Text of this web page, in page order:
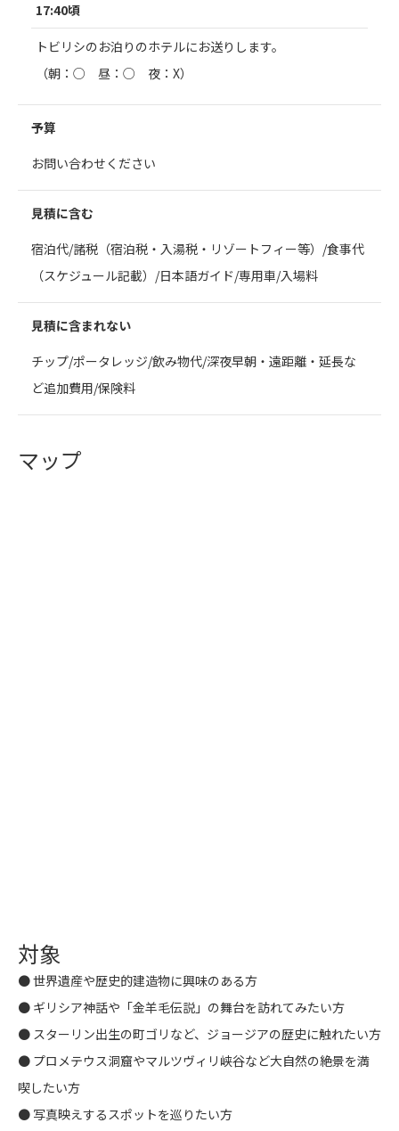
17:40頃
トビリシのお泊りのホテルにお送りします。
（朝：○ 昼：○ 夜：X）
予算
お問い合わせください
見積に含む
宿泊代/諸税（宿泊税・入湯税・リゾートフィー等）/食事代
（スケジュール記載）/日本語ガイド/専用車/入場料
見積に含まれない
チップ/ポータレッジ/飲み物代/深夜早朝・遠距離・延長な
ど追加費用/保険料
マップ
対象
● 世界遺産や歴史的建造物に興味のある方
● ギリシア神話や「金羊毛伝説」の舞台を訪れてみたい方
● スターリン出生の町ゴリなど、ジョージアの歴史に触れたい方
● プロメテウス洞窟やマルツヴィリ峡谷など大自然の絶景を満
喫したい方
● 写真映えするスポットを巡りたい方